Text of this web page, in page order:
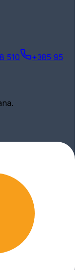
510
+385 95